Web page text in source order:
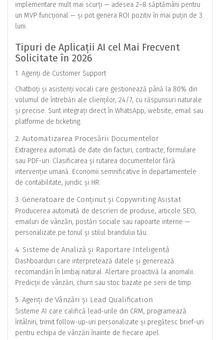
implementare mult mai scurți — adesea 2–8 săptămâni pentru
un MVP funcțional — și pot genera ROI pozitiv în mai puțin de 3
luni.
Tipuri de Aplicații AI cel Mai Frecvent
Solicitate în 2026
1. Agenți de Customer Support
Chatboți și asistenți vocali care gestionează până la 80% din
volumul de întrebări ale clienților, 24/7, cu răspunsuri naturale
și precise. Sunt integrați direct în WhatsApp, website, email sau
platforme de ticketing.
2. Automatizarea Procesării Documentelor
Extragerea automată de date din facturi, contracte, formulare
sau PDF-uri. Clasificarea și rutarea documentelor fără
intervenție umană. Economii semnificative în departamentele
de contabilitate, juridic și HR.
3. Generatoare de Conținut și Copywriting Asistat
Producerea automată de descrieri de produse, articole SEO,
emailuri de vânzări, postări sociale sau rapoarte interne —
personalizate pe tonul și stilul brandului tău.
4. Sisteme de Analiză și Raportare Inteligentă
Dashboarduri care interpretează datele și generează
recomandări în limbaj natural. Alertare proactivă la anomalii.
Predicții de vânzări, churn sau stoc bazate pe serii de timp.
5. Agenți de Vânzări și Lead Qualification
Sisteme AI care califică lead-urile din CRM, programează
întâlniri, trimit follow-up-uri personalizate și pregătesc brief-uri
pentru echipa de vânzări înainte de fiecare apel.